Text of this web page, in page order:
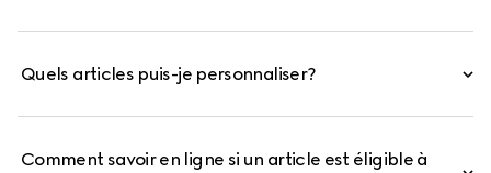
Quels articles puis-je personnaliser?
Comment savoir en ligne si un article est éligible à